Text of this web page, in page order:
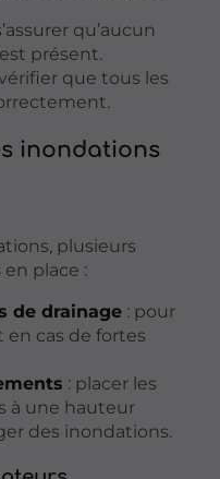
qu’aucun
présent.
que tous les
inondations
plusieurs
place :
de drainage: pour
cas de fortes
: placer les
à une hauteur
des inondations.